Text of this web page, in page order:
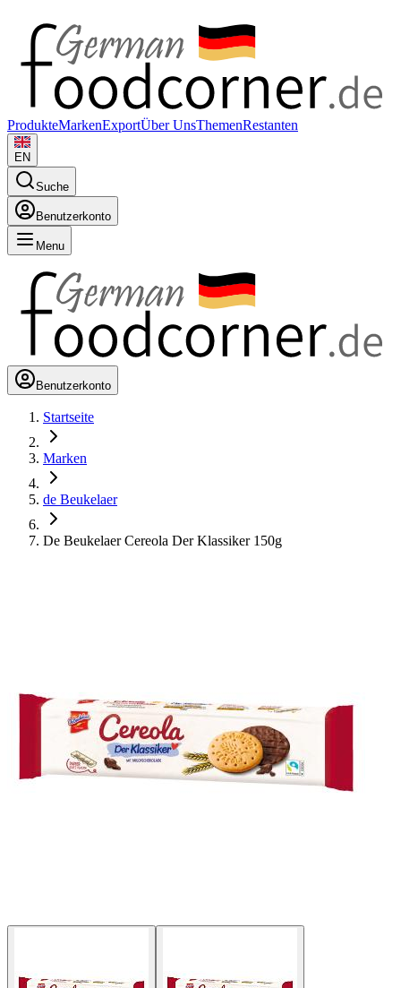
ProdukteMarkenExportÜber UnsThemenRestanten
EN
Suche
Benutzerkonto
Menu
Benutzerkonto
Startseite
Marken
de Beukelaer
De Beukelaer Cereola Der Klassiker 150g